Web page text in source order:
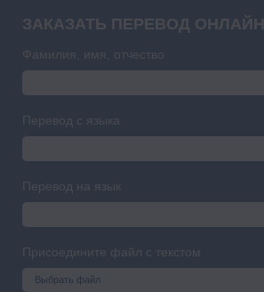
ЗАКАЗАТЬ ПЕРЕВОД ОНЛАЙН
Фамилия, имя, отчество
Перевод с языка
Перевод на язык
Присоедините файл с текстом
Выбрать файл